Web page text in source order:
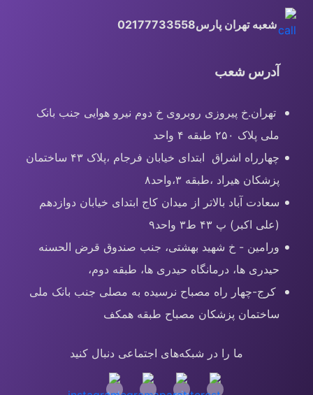
شعبه تهران پارس02177733558
آدرس شعب
تهران.خ پیروزی روبروی خ دوم نیرو هوایی جنب بانک
ملی پلاک ۲۵۰ طبقه ۴ واحد
چهارراه اشراق ابتدای خیابان فرجام ،پلاک ۴۳ ساختمان
پزشکان هیراد ،طبقه ۳،واحد۸
سعادت آباد بالاتر از میدان کاج ابتدای خیابان دوازدهم
(علی اکبر) پ ۴۳ ط۳ واحد۹
ورامین - خ شهید بهشتی، جنب صندوق قرض الحسنه
حیدری ها، درمانگاه حیدری ها، طبقه دوم،
کرج-چهار راه مصباح نرسیده به مصلی جنب بانک ملی
ساختمان پزشکان مصباح طبقه همکف
ما را در شبکه‌های اجتماعی دنبال کنید